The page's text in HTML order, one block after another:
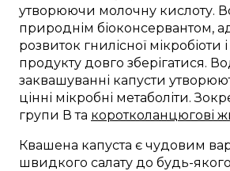
утворюючи молочну кислоту.
природнім біоконсервантом,
розвиток гнилісної мікробіоти
продукту довго зберігатися.
заквашуванні капусти
цінні мікробні метаболіти.
групи В та коротколанцюгові
Квашена капуста є чудовим
швидкого салату до будь-